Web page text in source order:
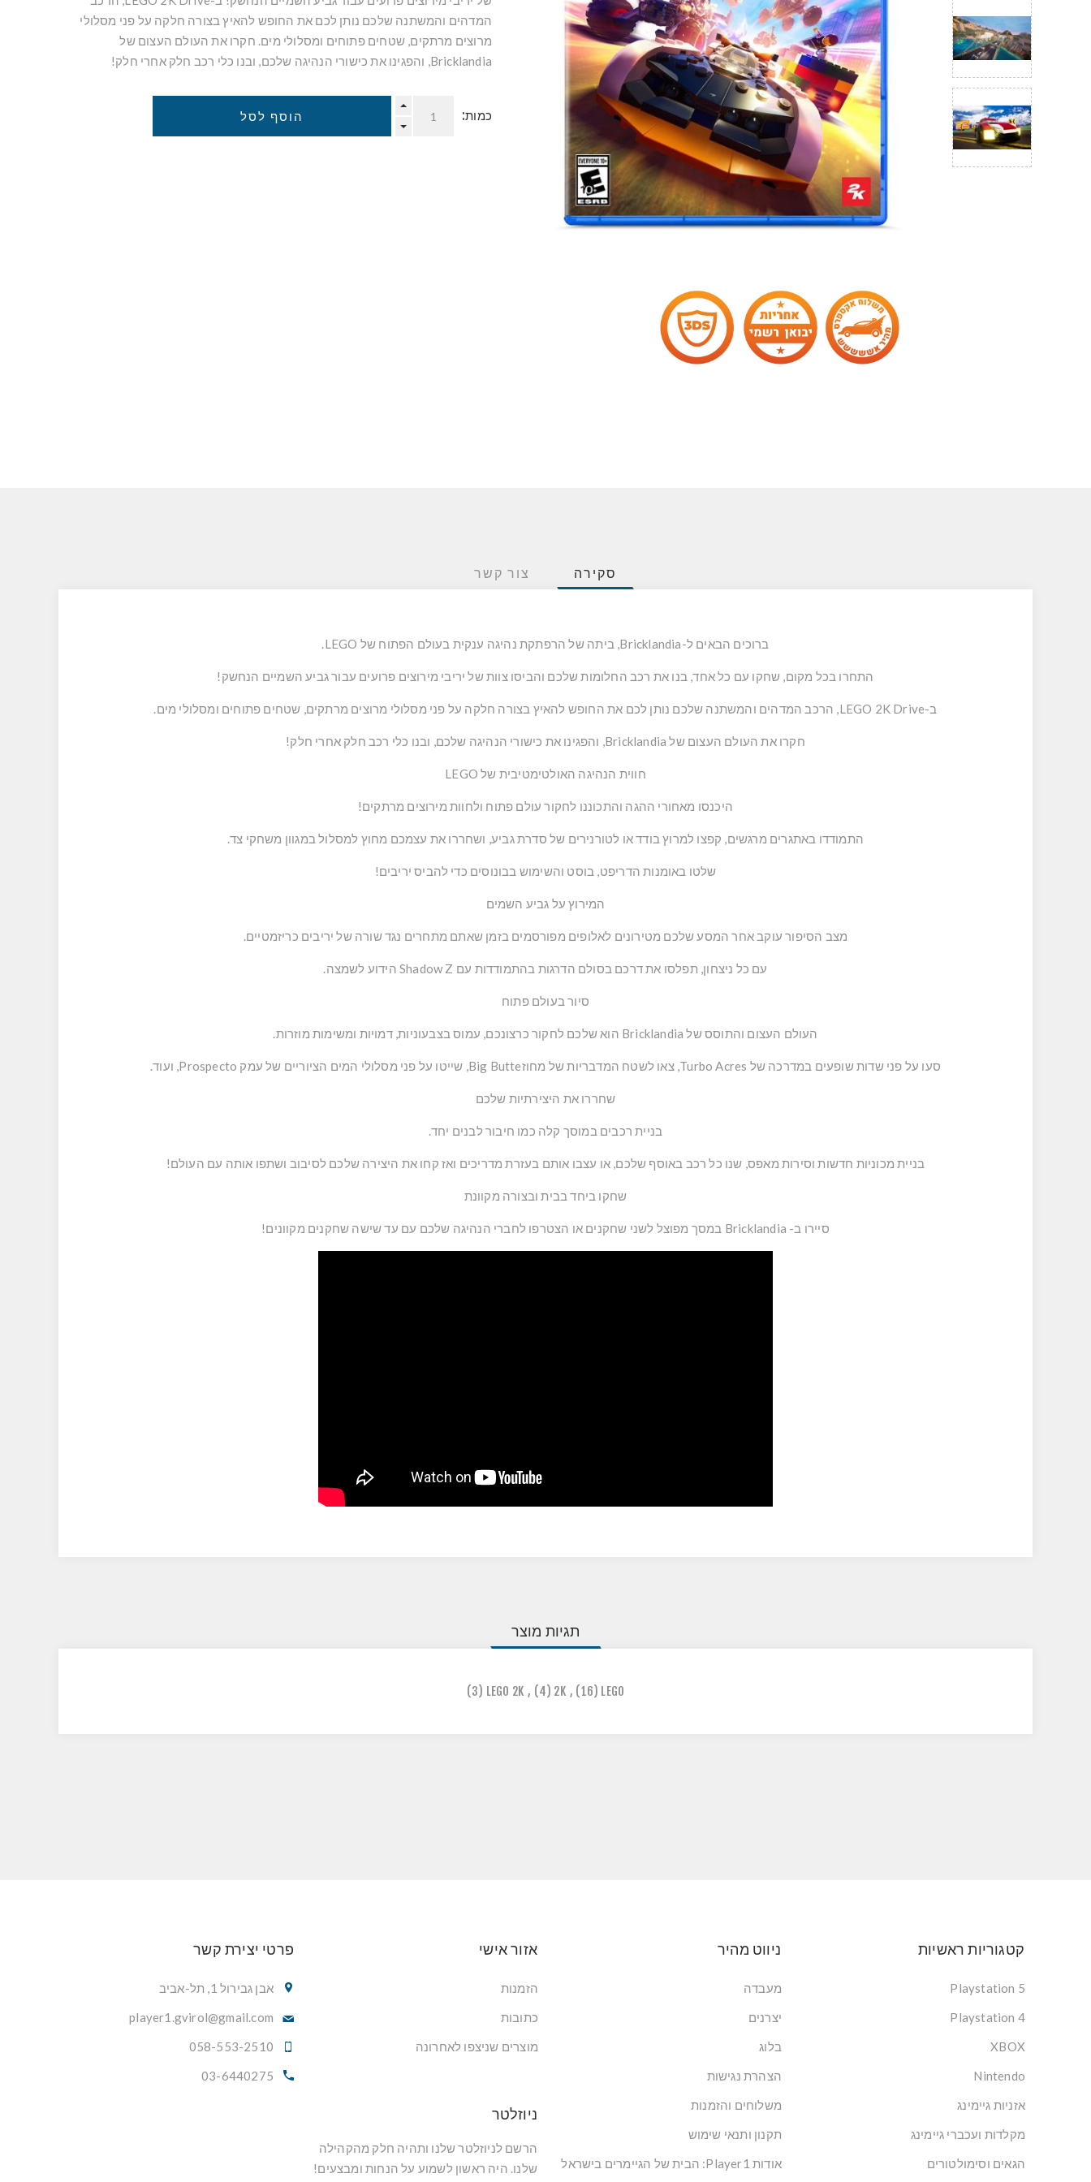
המדהים והמשתנה שלכם נותן לכם את החופש להאיץ בצורה חלקה על פני מסלולי
מרוצים מרתקים, שטחים פתוחים ומסלולי מים. חקרו את העולם העצום של
Bricklandia, והפגינו את כישורי הנהיגה שלכם, ובנו כלי רכב חלק אחרי חלק!
כמות: הוסף לסל
סקירה צור קשר
ברוכים הבאים ל-Bricklandia, ביתה של הרפתקת נהיגה ענקית בעולם הפתוח של LEGO.
התחרו בכל מקום, שחקו עם כל אחד, בנו את רכב החלומות שלכם והביסו צוות של יריבי מירוצים פרועים עבור גביע השמיים הנחשק!
ב-LEGO 2K Drive, הרכב המדהים והמשתנה שלכם נותן לכם את החופש להאיץ בצורה חלקה על פני מסלולי מרוצים מרתקים, שטחים פתוחים ומסלולי מים.
חקרו את העולם העצום של Bricklandia, והפגינו את כישורי הנהיגה שלכם, ובנו כלי רכב חלק אחרי חלק!
חווית הנהיגה האולטימטיבית של LEGO
היכנסו מאחורי ההגה והתכוננו לחקור עולם פתוח ולחוות מירוצים מרתקים!
התמודדו באתגרים מרגשים, קפצו למרוץ בודד או לטורנירים של סדרת גביע, ושחררו את עצמכם מחוץ למסלול במגוון משחקי צד.
שלטו באומנות הדריפט, בוסט והשימוש בבונוסים כדי להביס יריבים!
המירוץ על גביע השמים
מצב הסיפור עוקב אחר המסע שלכם מטירונים לאלופים מפורסמים בזמן שאתם מתחרים נגד שורה של יריבים כריזמטיים.
עם כל ניצחון, תפלסו את דרכם בסולם הדרגות בהתמודדות עם Shadow Z הידוע לשמצה.
סיור בעולם פתוח
העולם העצום והתוסס של Bricklandia הוא שלכם לחקור כרצונכם, עמוס בצבעוניות, דמויות ומשימות מוזרות.
סעו על פני שדות שופעים במדרכה של Turbo Acres, צאו לשטח המדבריות של מחוזBig Butte, שייטו על פני מסלולי המים הציוריים של עמק Prospecto, ועוד.
שחררו את היצירתיות שלכם
בניית רכבים במוסך קלה כמו חיבור לבנים יחד.
בניית מכוניות חדשות וסירות מאפס, שנו כל רכב באוסף שלכם, או עצבו אותם בעזרת מדריכים ואז קחו את היצירה שלכם לסיבוב ושתפו אותה עם העולם!
שחקו ביחד בבית ובצורה מקוונת
סיירו ב- Bricklandia במסך מפוצל לשני שחקנים או הצטרפו לחברי הנהיגה שלכם עם עד שישה שחקנים מקוונים!
תגיות מוצר
LEGO
(16)
,
2K
(4)
,
LEGO 2K
(3)
קטגוריות ראשיות
Playstation 5
Playstation 4
XBOX
Nintendo
אזניות גיימינג
מקלדות ועכברי גיימינג
הגאים וסימולטורים
ניווט מהיר
מעבדה
יצרנים
בלוג
הצהרת נגישות
משלוחים והזמנות
תקנון ותנאי שימוש
אודות Player1: הבית של הגיימרים בישראל
אזור אישי
הזמנות
כתובות
מוצרים שניצפו לאחרונה
פרטי יצירת קשר
אבן גבירול 1, תל-אביב
player1.gvirol@gmail.com
058-553-2510
03-6440275
ניוזלטר
הרשם לניוזלטר שלנו ותהיה חלק מהקהילה
שלנו. היה ראשון לשמוע על הנחות ומבצעים!